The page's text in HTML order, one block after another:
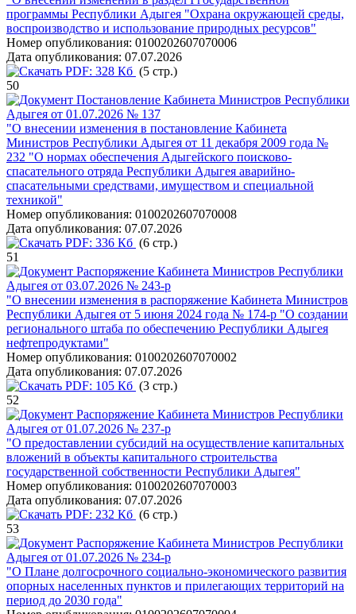
программы Республики Адыгея "Охрана окружающей среды,
воспроизводство и использование природных ресурсов"
Номер опубликования: 0100202607070006
Дата опубликования: 07.07.2026
PDF: 328 Кб (5 стр.)
50
Постановление Кабинета Министров Республики
Адыгея от 01.07.2026 № 137
"О внесении изменения в постановление Кабинета
Министров Республики Адыгея от 11 декабря 2009 года №
232 "О нормах обеспечения Адыгейского поисково-
спасательного отряда Республики Адыгея аварийно-
спасательными средствами, имуществом и специальной
техникой"
Номер опубликования: 0100202607070008
Дата опубликования: 07.07.2026
PDF: 336 Кб (6 стр.)
51
Распоряжение Кабинета Министров Республики
Адыгея от 03.07.2026 № 243-р
"О внесении изменения в распоряжение Кабинета Министров
Республики Адыгея от 5 июня 2024 года № 174-р "О создании
регионального штаба по обеспечению Республики Адыгея
нефтепродуктами"
Номер опубликования: 0100202607070002
Дата опубликования: 07.07.2026
PDF: 105 Кб (3 стр.)
52
Распоряжение Кабинета Министров Республики
Адыгея от 01.07.2026 № 237-р
"О предоставлении субсидий на осуществление капитальных
вложений в объекты капитального строительства
государственной собственности Республики Адыгея"
Номер опубликования: 0100202607070003
Дата опубликования: 07.07.2026
PDF: 232 Кб (6 стр.)
53
Распоряжение Кабинета Министров Республики
Адыгея от 01.07.2026 № 234-р
"О Плане долгосрочного социально-экономического развития
опорных населенных пунктов и прилегающих территорий на
период до 2030 года"